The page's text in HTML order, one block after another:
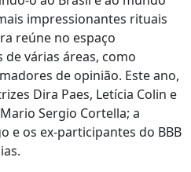
impressionantes rituais
reúne no espaço
várias áreas, como
de opinião. Este ano,
Dira Paes, Letícia Colin e
Sergio Cortella; a
e os ex-participantes do BBB